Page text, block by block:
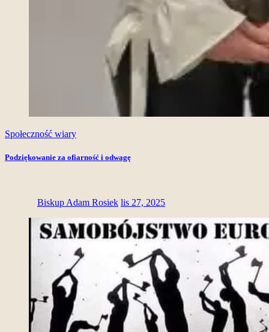
Społeczność wiary
Podziękowanie za ofiarność i odwagę
Biskup Adam Rosiek lis 27, 2025